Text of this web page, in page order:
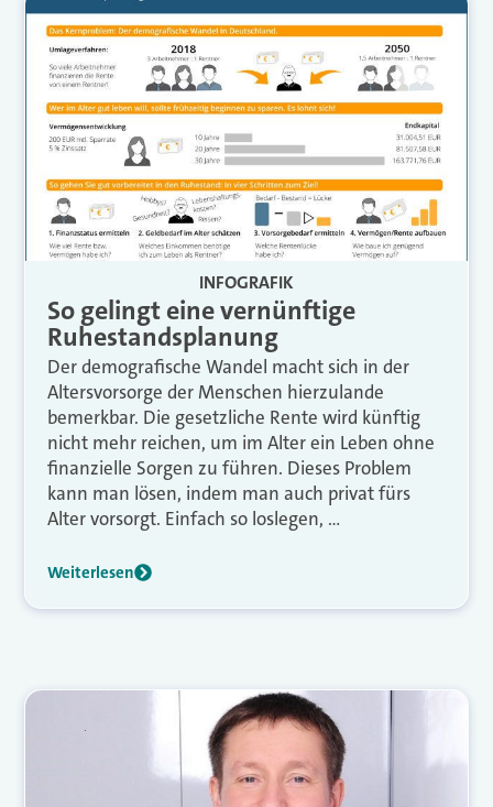
INFOGRAFIK
So gelingt eine vernünftige
Ruhestandsplanung
Der demografische Wandel macht sich in der
Altersvorsorge der Menschen hierzulande
bemerkbar. Die gesetzliche Rente wird künftig
nicht mehr reichen, um im Alter ein Leben ohne
finanzielle Sorgen zu führen. Dieses Problem
kann man lösen, indem man auch privat fürs
Alter vorsorgt. Einfach so loslegen, …
Weiterlesen